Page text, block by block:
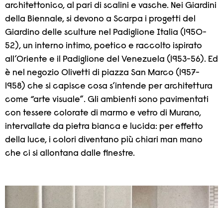
architettonico, al pari di scalini e vasche. Nei Giardini
della Biennale, si devono a Scarpa i progetti del
Giardino delle sculture nel Padiglione Italia (1950-
52), un interno intimo, poetico e raccolto ispirato
all’Oriente e il Padiglione del Venezuela (1953-56). Ed
è nel negozio Olivetti di piazza San Marco (1957-
1958) che si capisce cosa s’intende per architettura
come “arte visuale”. Gli ambienti sono pavimentati
con tessere colorate di marmo e vetro di Murano,
intervallate da pietra bianca e lucida: per effetto
della luce, i colori diventano più chiari man mano
che ci si allontana dalle finestre.